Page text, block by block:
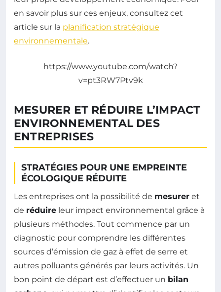
en savoir plus sur ces enjeux, consultez cet
article sur la planification stratégique
environnementale.
https://www.youtube.com/watch?
v=pt3RW7Ptv9k
MESURER ET RÉDUIRE L’IMPACT
ENVIRONNEMENTAL DES
ENTREPRISES
STRATÉGIES POUR UNE EMPREINTE
ÉCOLOGIQUE RÉDUITE
Les entreprises ont la possibilité de mesurer et
de réduire leur impact environnemental grâce à
plusieurs méthodes. Tout commence par un
diagnostic pour comprendre les différentes
sources d’émission de gaz à effet de serre et
autres polluants générés par leurs activités. Un
bon point de départ est d’effectuer un bilan